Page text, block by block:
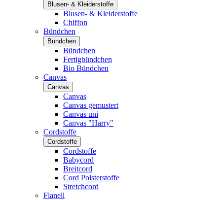
Blusen- & Kleiderstoffe
Blusen- & Kleiderstoffe
Chiffon
Bündchen
Bündchen
Bündchen
Fertigbündchen
Bio Bündchen
Canvas
Canvas
Canvas
Canvas gemustert
Canvas uni
Canvas "Harry"
Cordstoffe
Cordstoffe
Cordstoffe
Babycord
Breitcord
Cord Polsterstoffe
Stretchcord
Flanell